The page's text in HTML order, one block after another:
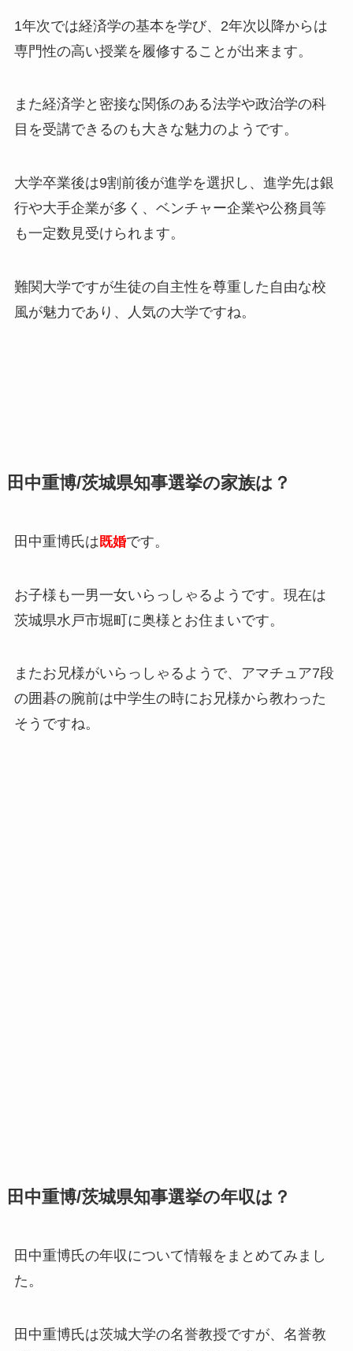
1年次では経済学の基本を学び、2年次以降からは
専門性の高い授業を履修することが出来ます。
また経済学と密接な関係のある法学や政治学の科
目を受講できるのも大きな魅力のようです。
大学卒業後は9割前後が進学を選択し、進学先は銀
行や大手企業が多く、ベンチャー企業や公務員等
も一定数見受けられます。
難関大学ですが生徒の自主性を尊重した自由な校
風が魅力であり、人気の大学ですね。
田中重博/茨城県知事選挙の家族は？
田中重博氏は既婚です。
お子様も一男一女いらっしゃるようです。現在は
茨城県水戸市堀町に奥様とお住まいです。
またお兄様がいらっしゃるようで、アマチュア7段
の囲碁の腕前は中学生の時にお兄様から教わった
そうですね。
田中重博/茨城県知事選挙の年収は？
田中重博氏の年収について情報をまとめてみまし
た。
田中重博氏は茨城大学の名誉教授ですが、名誉教